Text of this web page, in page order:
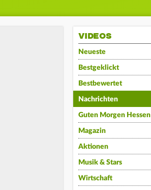
VIDEOS
Neueste
Bestgeklickt
Bestbewertet
Nachrichten
Guten Morgen Hessen
Magazin
Aktionen
Musik & Stars
Wirtschaft